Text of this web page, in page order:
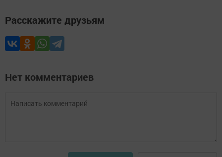
Расскажите друзьям
Нет комментариев